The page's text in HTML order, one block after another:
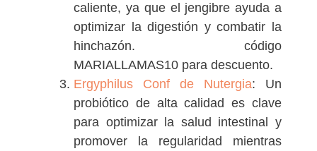
caliente, ya que el jengibre ayuda a
optimizar la digestión y combatir la
hinchazón. código
MARIALLAMAS10 para descuento.
Ergyphilus Conf de Nutergia: Un
probiótico de alta calidad es clave
para optimizar la salud intestinal y
promover la regularidad mientras